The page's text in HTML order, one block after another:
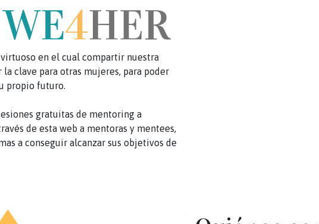
en el cual compartir nuestra
clave para otras mujeres, para poder
propio futuro.
gratuitas de mentoring a
de esta web a mentoras y mentees,
a conseguir alcanzar sus objetivos de